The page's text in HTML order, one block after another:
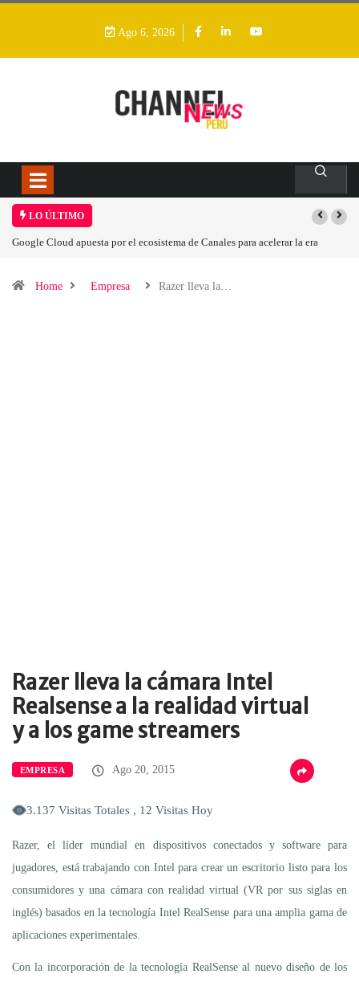
Ago 6, 2026
LO ÚLTIMO
Google Cloud apuesta por el ecosistema de Canales para acelerar la era
Home
Empresa Razer lleva la…
Razer lleva la cámara Intel
Realsense a la realidad virtual
y a los game streamers
EMPRESA Ago 20, 2015
3.137 Visitas Totales , 12 Visitas Hoy
Razer, el líder mundial en dispositivos conectados y software para
jugadores, está trabajando con Intel para crear un escritorio listo para los
consumidores y una cámara con realidad virtual (VR por sus siglas en
inglés) basados en la tecnología Intel RealSense para una amplia gama de
aplicaciones experimentales.
Con la incorporación de la tecnología RealSense al nuevo diseño de los